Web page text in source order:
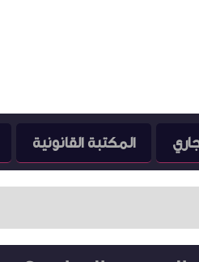
المكتبة القانونية
مناظرة